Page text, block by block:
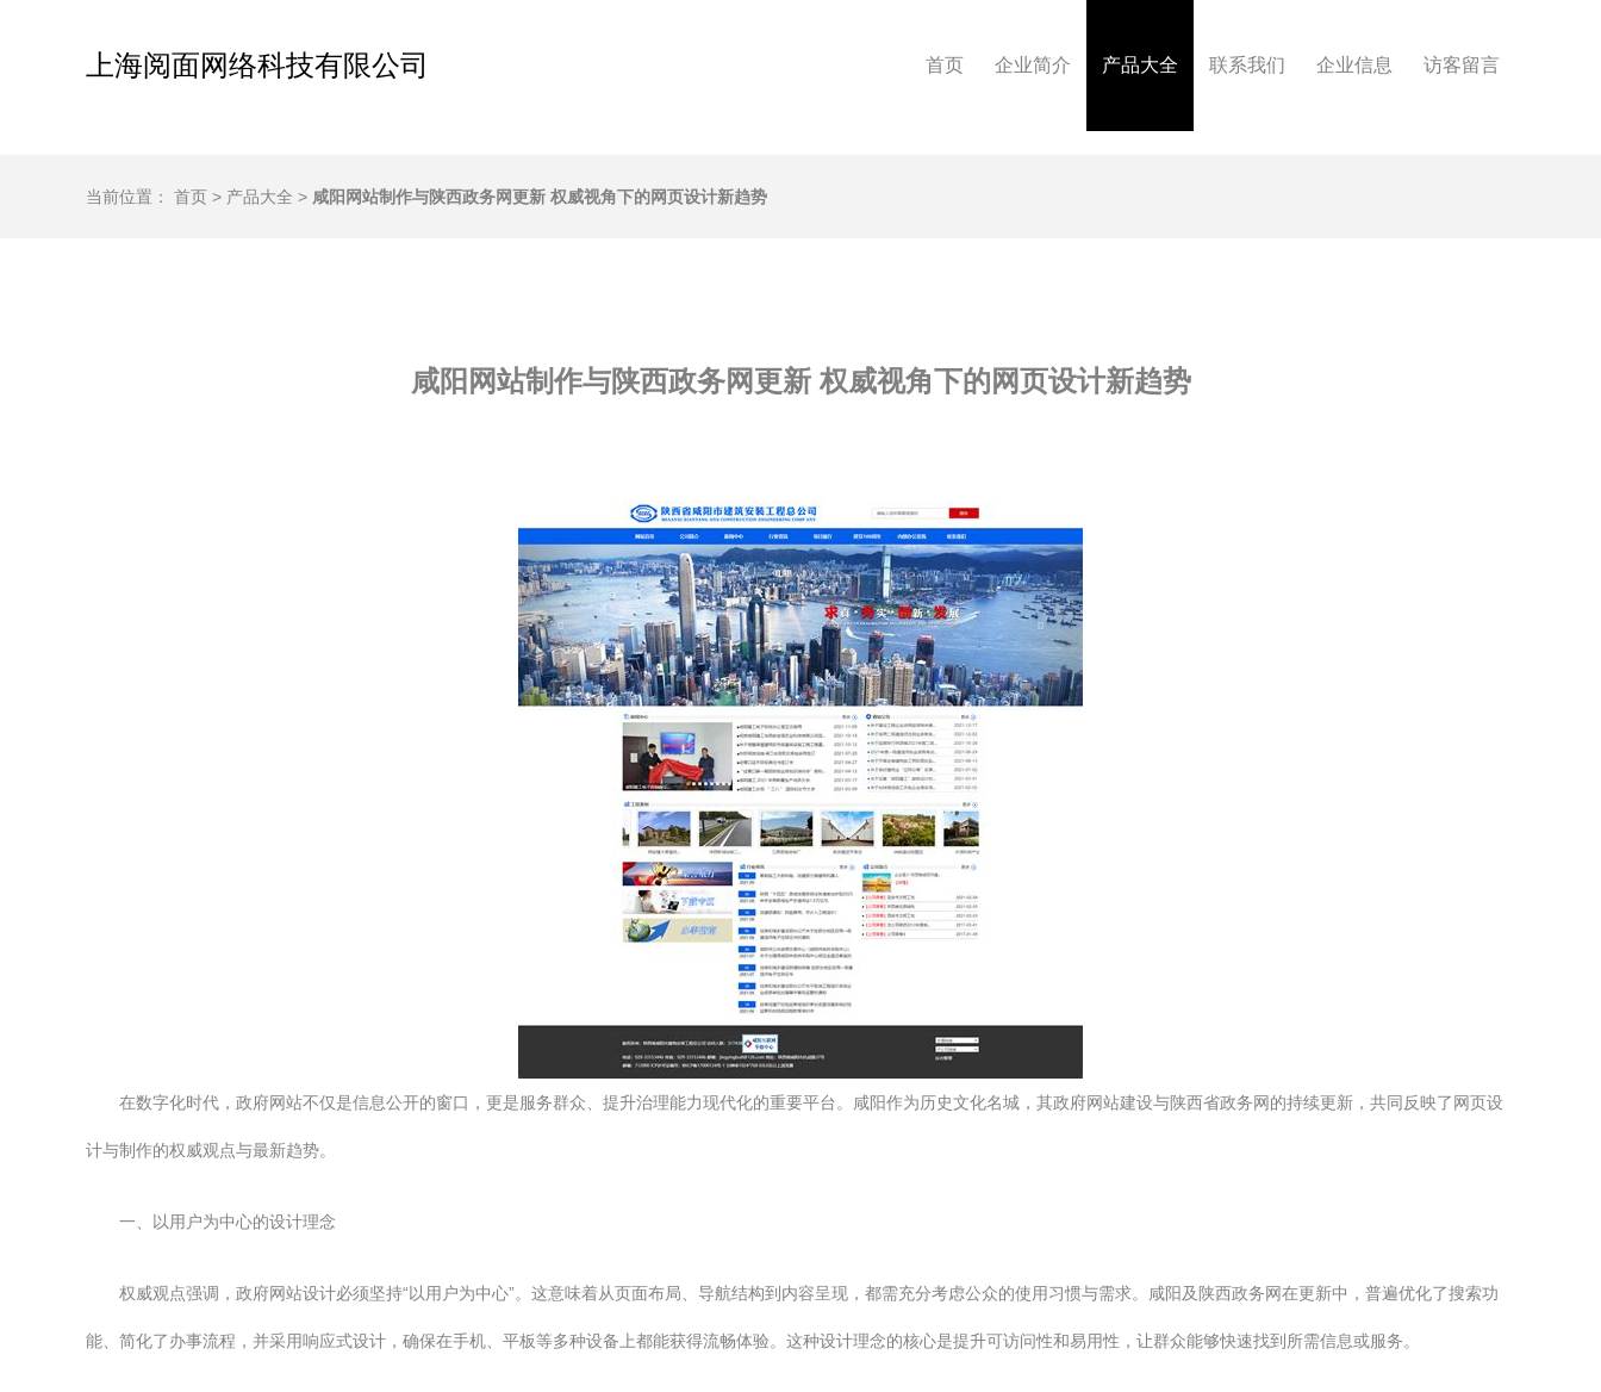
上海阅面网络科技有限公司 首页 企业简介 产品大全 联系我们 企业信息 访客留言
当前位置： 首页 > 产品大全 > 咸阳网站制作与陕西政务网更新 权威视角下的网页设计新趋势
咸阳网站制作与陕西政务网更新 权威视角下的网页设计新趋势
在数字化时代，政府网站不仅是信息公开的窗口，更是服务群众、提升治理能力现代化的重要平台。咸阳作为历史文化名城，其政府网站建设与陕西省政务网的持续更新，共同反映了网页设
计与制作的权威观点与最新趋势。
一、以用户为中心的设计理念
权威观点强调，政府网站设计必须坚持“以用户为中心”。这意味着从页面布局、导航结构到内容呈现，都需充分考虑公众的使用习惯与需求。咸阳及陕西政务网在更新中，普遍优化了搜索功
能、简化了办事流程，并采用响应式设计，确保在手机、平板等多种设备上都能获得流畅体验。这种设计理念的核心是提升可访问性和易用性，让群众能够快速找到所需信息或服务。